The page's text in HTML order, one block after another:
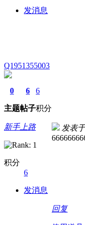
发消息
Q1951355003
0
主题
6
帖子
6
积分
新手上路
积分
6
发消息
发表
回复